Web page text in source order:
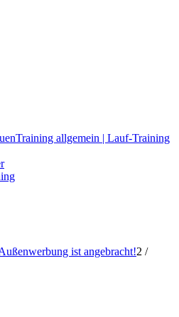
Training allgemein | Lauf-Training
ist angebracht!2 /